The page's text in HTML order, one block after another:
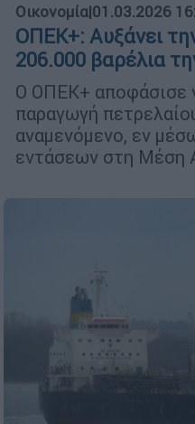
Οικονομία|01.03.2026
ΟΠΕΚ+: Αυξάνει
206.000 βαρέλια
Ο ΟΠΕΚ+ αποφάσισε
παραγωγή
αναμενόμενο, εν
εντάσεων στη Μέση